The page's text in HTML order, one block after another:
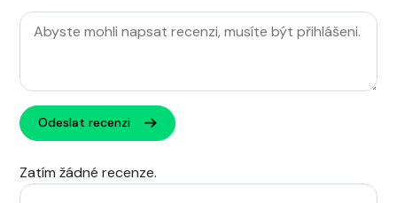
Odeslat recenzi
Zatím žádné recenze.